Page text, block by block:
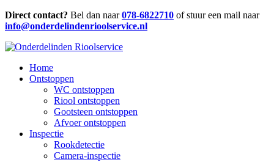
Direct contact? Bel dan naar078-6822710 of stuur een mail naar
info@onderdelindenrioolservice.nl
Home
Ontstoppen
WC ontstoppen
Riool ontstoppen
Gootsteen ontstoppen
Afvoer ontstoppen
Inspectie
Rookdetectie
Camera-inspectie